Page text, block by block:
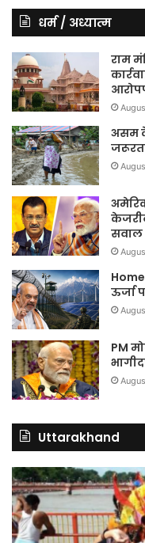
धर्म / अध्यात्म
राम
असम के
सवाल
ऊर्जा
PM
Uttarakhand